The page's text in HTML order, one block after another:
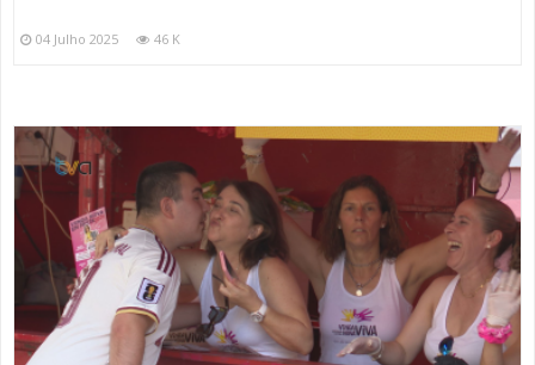
04 Julho 2025 46 K